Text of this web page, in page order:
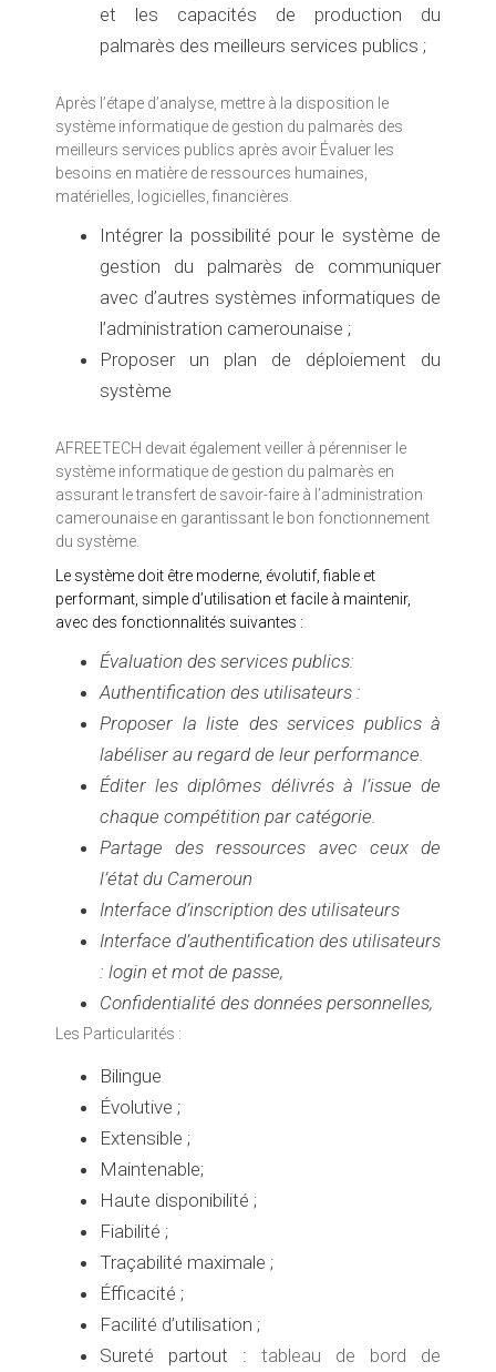
et les capacités de production du
palmarès des meilleurs services publics ;
Après l’étape d’analyse, mettre à la disposition le
système informatique de gestion du palmarès des
meilleurs services publics après avoir Évaluer les
besoins en matière de ressources humaines,
matérielles, logicielles, financières.
Intégrer la possibilité pour le système de
gestion du palmarès de communiquer
avec d’autres systèmes informatiques de
l’administration camerounaise ;
Proposer un plan de déploiement du
système
AFREETECH devait également veiller à pérenniser le
système informatique de gestion du palmarès en
assurant le transfert de savoir-faire à l’administration
camerounaise en garantissant le bon fonctionnement
du système.
Le système doit être moderne, évolutif, fiable et
performant, simple d’utilisation et facile à maintenir,
avec des fonctionnalités suivantes :
Évaluation des services publics:
Authentification des utilisateurs :
Proposer la liste des services publics à
labéliser au regard de leur performance.
Éditer les diplômes délivrés à l’issue de
chaque compétition par catégorie.
Partage des ressources avec ceux de
l’état du Cameroun
Interface d’inscription des utilisateurs
Interface d’authentification des utilisateurs
: login et mot de passe,
Confidentialité des données personnelles,
Les Particularités :
Bilingue
Évolutive ;
Extensible ;
Maintenable;
Haute disponibilité ;
Fiabilité ;
Traçabilité maximale ;
Éfficacité ;
Facilité d’utilisation ;
Sureté partout : tableau de bord de